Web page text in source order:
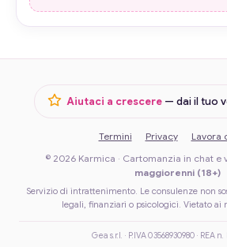
Aiutaci a crescere— dai il tuo
Termini Privacy
Lavora
© 2026 Karmica · Cartomanzia in chat e
maggiorenni (18+)
Servizio di intrattenimento. Le consulenze non
legali, finanziari o psicologici. Vietato ai
Gea s.r.l. · P.IVA 03568930980 · REA n.